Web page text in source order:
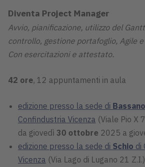
Diventa Project Manager
Avvio, pianificazione, utilizzo del
controllo, gestione portafoglio, Agile
Con esercitazioni e attestato.
42 ore, 12 appuntamenti in aula
edizione presso la sede di
Confindustria Vicenza (Viale Pio X
da giovedì 30 ottobre 2025 a
edizione presso la sede di Schio di
Vicenza (Via Lago di Lugano 21 Z.I.)